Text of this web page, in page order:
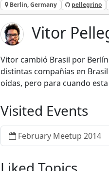
Berlin, Germany pellegrino
Vitor
Vitor cambió Brasil por
distintas compañías en
oídas, pero para cuando
Visited Events
February Meetup 2014